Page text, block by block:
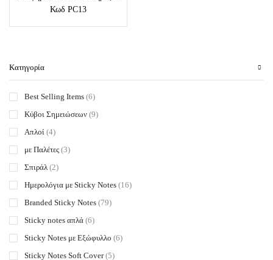
Κωδ PC13
Κατηγορία
Best Selling Items (6)
Κύβοι Σημειώσεων (9)
Απλοί (4)
με Παλέτες (3)
Σπιράλ (2)
Ημερολόγια με Sticky Notes (16)
Branded Sticky Notes (79)
Sticky notes απλά (6)
Sticky Notes με Εξώφυλλο (6)
Sticky Notes Soft Cover (5)